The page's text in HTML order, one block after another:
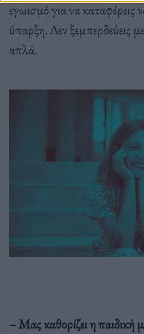
εγωισµό για να καταφέρεις
ύπαρξη. ∆εν ξεµπερδεύεις
απλά.
– Μας καθορίζει η παιδική